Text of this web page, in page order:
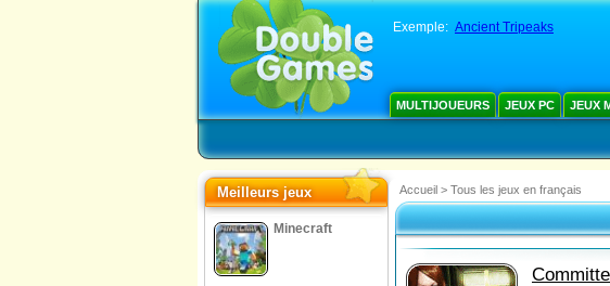
Exemple: Ancient Tripeaks
MULTIJOUEURS JEUX PC JEUX
Meilleurs jeux
Minecraft
Accueil > Tous les jeux en français